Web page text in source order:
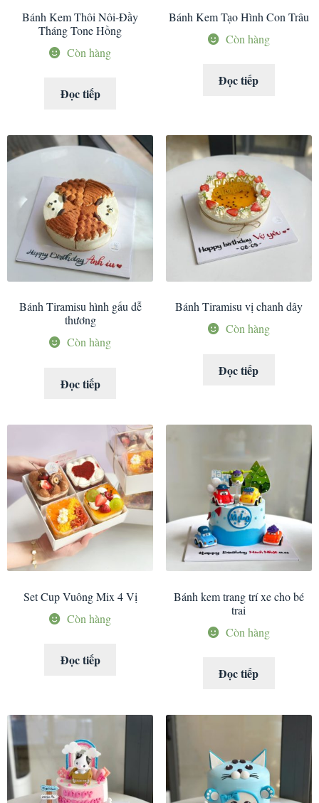
Bánh Kem Thôi Nôi-Đầy
Tháng Tone Hồng
Còn hàng
Đọc tiếp
Bánh Kem Tạo Hình Con Trâu
Còn hàng
Đọc tiếp
Bánh Tiramisu hình gấu dễ
thương
Còn hàng
Đọc tiếp
Bánh Tiramisu vị chanh dây
Còn hàng
Đọc tiếp
Set Cup Vuông Mix 4 Vị
Còn hàng
Đọc tiếp
Bánh kem trang trí xe cho bé
trai
Còn hàng
Đọc tiếp